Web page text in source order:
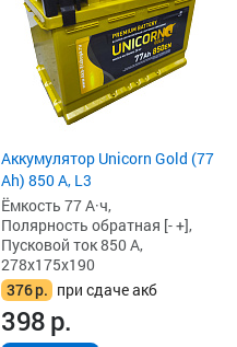
Аккумулятор Unicorn Gold (77
Ah) 850 А, L3
Ёмкость 77 А·ч,
Полярность обратная [- +],
Пусковой ток 850 А,
278x175x190
376р. при сдаче акб
398р.